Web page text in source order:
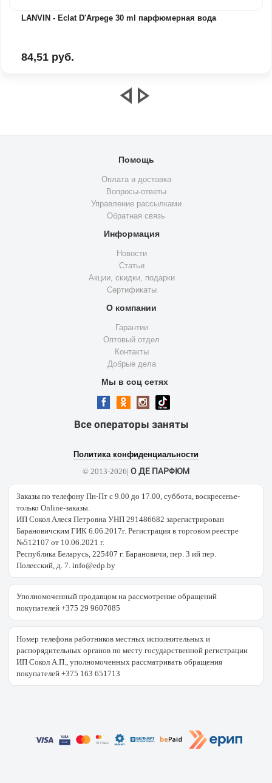
LANVIN - Eclat D'Arpege 30 ml парфюмерная вода
84,51 руб.
Помощь
Оплата и доставка
Вопросы-ответы
Управление рассылками
Обратная связь
Информация
Новости
Статьи
Акции, скидки, подарки
Сертификаты
О компании
Гарантии
Оптовый отдел
Контакты
Добрые дела
Мы в соц сетях
Все операторы заняты
Политика конфиденциальности
© 2013-2026| О ДЕ ПАРФЮМ
Заказы по телефону Пн-Пт с 9.00 до 17.00, суббота, воскресенье-
только Online-заказы.
ИП Сокол Алеся Петровна УНП 291486682 зарегистрирован
Барановичским ГИК 6.06.2017г. Регистрация в торговом реестре
№512107 от 10.06.2021 г.
Республика Беларусь, 225407 г. Барановичи, пер. 3 ий пер.
Полесский, д. 7. info@edp.by
Уполномоченный продавцом на рассмотрение обращений
покупателей +375 29 9607085
Номер телефона работников местных исполнительных и
распорядительных органов по месту государственной регистрации
ИП Сокол А.П., уполномоченных рассматривать обращения
покупателей +375 163 651713